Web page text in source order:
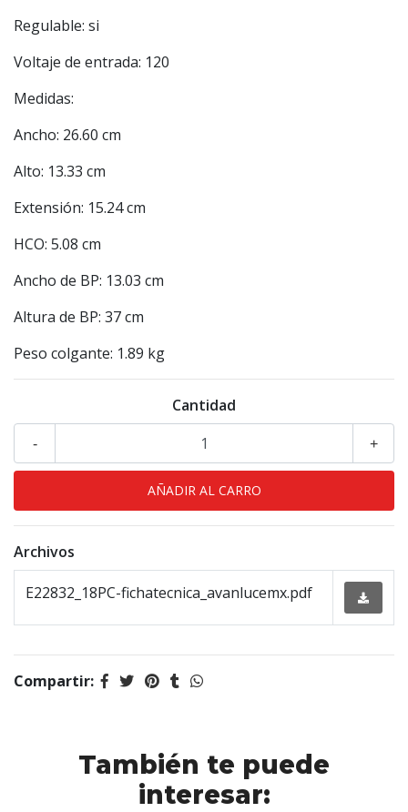
Regulable: si
Voltaje de entrada: 120
Medidas:
Ancho: 26.60 cm
Alto: 13.33 cm
Extensión: 15.24 cm
HCO: 5.08 cm
Ancho de BP: 13.03 cm
Altura de BP: 37 cm
Peso colgante: 1.89 kg
Cantidad
+
-
Archivos
E22832_18PC-fichatecnica_avanlucemx.pdf
Compartir:
También te puede
interesar: